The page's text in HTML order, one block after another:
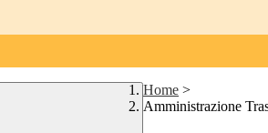
Home >
Amministrazione